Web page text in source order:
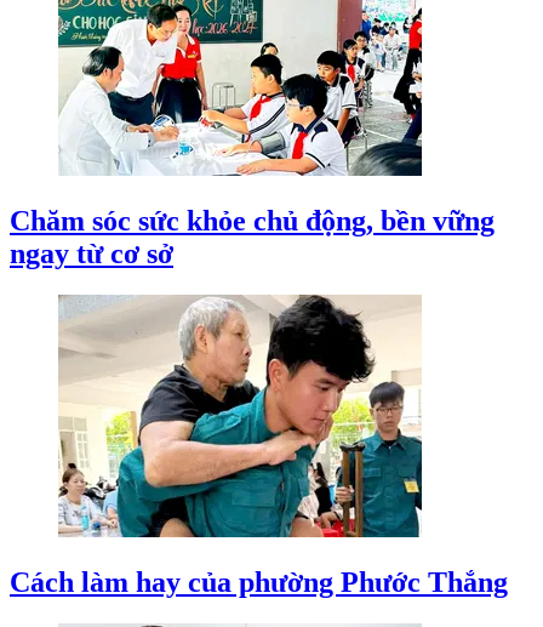
Chăm sóc sức khỏe chủ động, bền vững
ngay từ cơ sở
Cách làm hay của phường Phước Thắng